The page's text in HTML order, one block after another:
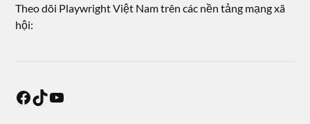
Theo dõi Playwright Việt Nam trên các nền tảng mạng xã
hội: